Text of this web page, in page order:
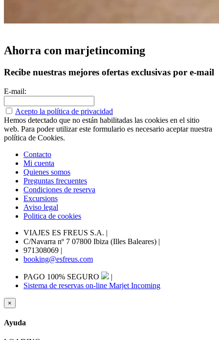
Ahorra con marjetincoming
Recibe nuestras mejores ofertas exclusivas por e-mail
E-mail:
Acepto la política de privacidad
Hemos detectado que no están habilitadas las cookies en el sitio
web. Para poder utilizar este formulario es necesario aceptar nuestra
política de Cookies.
Contacto
Mi cuenta
Quienes somos
Preguntas frecuentes
Condiciones de reserva
Excursions
Aviso legal
Politica de cookies
VIAJES ES FREUS S.A. |
C/Navarra nº 7 07800 Ibiza (Illes Baleares) |
971308069 |
booking@esfreus.com
PAGO 100% SEGURO
|
Sistema de reservas on-line Marjet Incoming
×
Ayuda